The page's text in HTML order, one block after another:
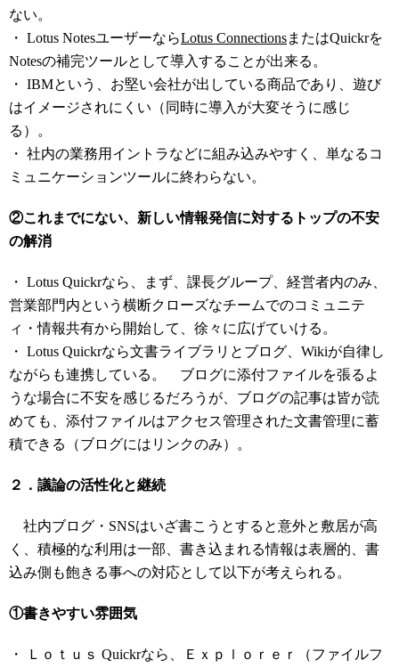
ない。
・ Lotus NotesユーザーならLotus ConnectionsまたはQuickrを
Notesの補完ツールとして導入することが出来る。
・ IBMという、お堅い会社が出している商品であり、遊び
はイメージされにくい（同時に導入が大変そうに感じ
る）。
・ 社内の業務用イントラなどに組み込みやすく、単なるコ
ミュニケーションツールに終わらない。
②これまでにない、新しい情報発信に対するトップの不安
の解消
・ Lotus Quickrなら、まず、課長グループ、経営者内のみ、
営業部門内という横断クローズなチームでのコミュニテ
ィ・情報共有から開始して、徐々に広げていける。
・ Lotus Quickrなら文書ライブラリとブログ、Wikiが自律し
ながらも連携している。 ブログに添付ファイルを張るよ
うな場合に不安を感じるだろうが、ブログの記事は皆が読
めても、添付ファイルはアクセス管理された文書管理に蓄
積できる（ブログにはリンクのみ）。
２．議論の活性化と継続
社内ブログ・SNSはいざ書こうとすると意外と敷居が高
く、積極的な利用は一部、書き込まれる情報は表層的、書
込み側も飽きる事への対応として以下が考えられる。
①書きやすい雰囲気
・ Ｌｏｔｕｓ Quickrなら、Ｅｘｐｌｏｒｅｒ（ファイルフ